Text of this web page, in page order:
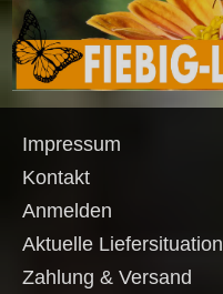
Impressum
Kontakt
Anmelden
Aktuelle Liefersituation
Zahlung & Versand